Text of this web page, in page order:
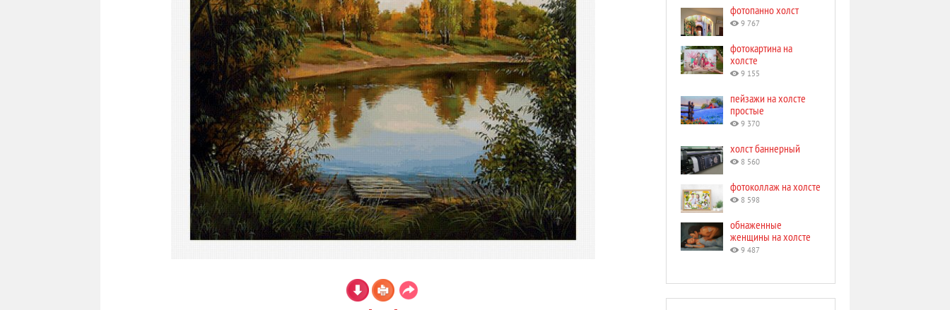
фотопанно холст
9 767
фотокартина на
холсте
9 155
пейзажи на холсте
простые
9 370
холст баннерный
8 560
фотоколлаж на холсте
8 598
обнаженные
женщины на холсте
9 487